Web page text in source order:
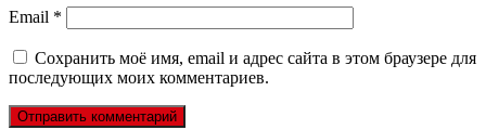
Email *
Сохранить моё имя, email и адрес сайта в этом браузере для
последующих моих комментариев.